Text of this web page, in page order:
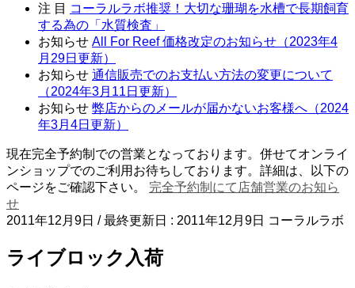
注 目 コーラルラボ推奨！大切な珊瑚を水槽で長期飼育
する為の「水質検査」
お知らせ All For Reef 価格改定のお知らせ（2023年4
月29日更新）
お知らせ 通信販売でのお支払い方法の変更について
（2024年3月11日更新）
お知らせ 弊店からのメールが届かないお客様へ（2024
年3月4日更新）
現在完全予約制での営業となっております。併せてオンライ
ンショップでのご利用お待ちしております。詳細は、以下の
ページをご確認下さい。 完全予約制にて店舗営業のお知ら
せ
2011年12月9日 / 最終更新日 : 2011年12月9日 コーラルラボ
ライブロック入荷